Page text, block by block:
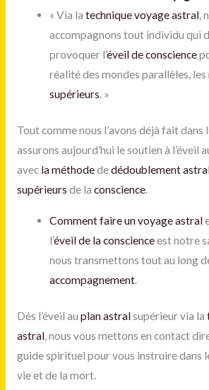
« Via latechnique voyage astral,
accompagnons tout individu qui
provoquer l’éveil de conscience
réalité des mondes parallèles, les
supérieurs. »
Tout comme nous l’avons déjà fait dans
assurons aujourd’hui le soutien à l’éveil
avec la méthodededédoublement
supérieurs de la conscience.
Comment faire un voyage astral
l’éveil de la conscienceest notre
nous transmettons tout au long
accompagnement.
Dès l’éveil au plan astralsupérieur via la
astral, nous vous mettons en contact
guide spirituel pour vous instruire dans
vie et de la mort.